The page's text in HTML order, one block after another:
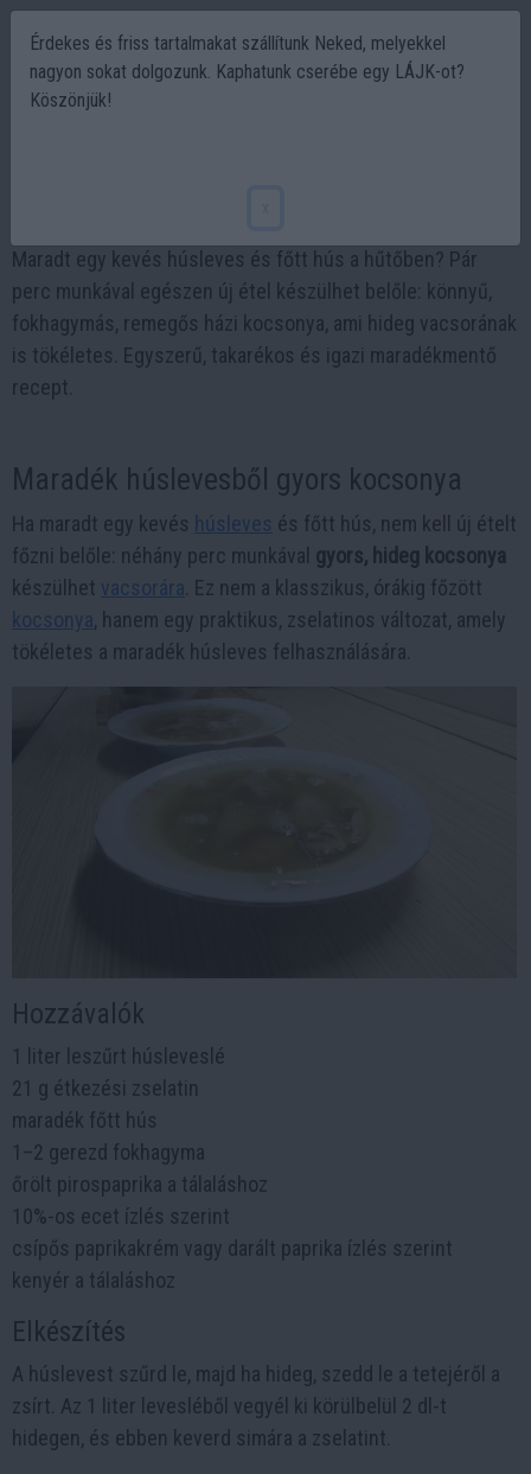
Maradt egy kevés húsleves és főtt hús a hűtőben? Pár
perc munkával egészen új étel készülhet belőle: könnyű,
fokhagymás, remegős házi kocsonya, ami hideg vacsorának
is tökéletes. Egyszerű, takarékos és igazi maradékmentő
recept.
Maradék húslevesből gyors kocsonya
Ha maradt egy kevés húsleves és főtt hús, nem kell új ételt
főzni belőle: néhány perc munkával gyors, hideg kocsonya
készülhet vacsorára . Ez nem a klasszikus, órákig főzött
kocsonya, hanem egy praktikus, zselatinos változat, amely
tökéletes a maradék húsleves felhasználására.
Hozzávalók
1 liter leszűrt húsleveslé
21 g étkezési zselatin
maradék főtt hús
1–2 gerezd fokhagyma
őrölt pirospaprika a tálaláshoz
10%-os ecet ízlés szerint
csípős paprikakrém vagy darált paprika ízlés szerint
kenyér a tálaláshoz
Elkészítés
A húslevest szűrd le, majd ha hideg, szedd le a tetejéről a
zsírt. Az 1 liter levesléből vegyél ki körülbelül 2 dl-t
hidegen, és ebben keverd simára a zselatint.
Érdekes és friss tartalmakat szállítunk Neked, melyekkel
nagyon sokat dolgozunk. Kaphatunk cserébe egy LÁJK-ot?
Köszönjük!